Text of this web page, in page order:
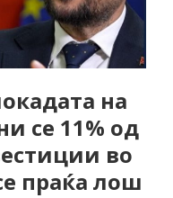
на
се 11% од
во
праќа лош